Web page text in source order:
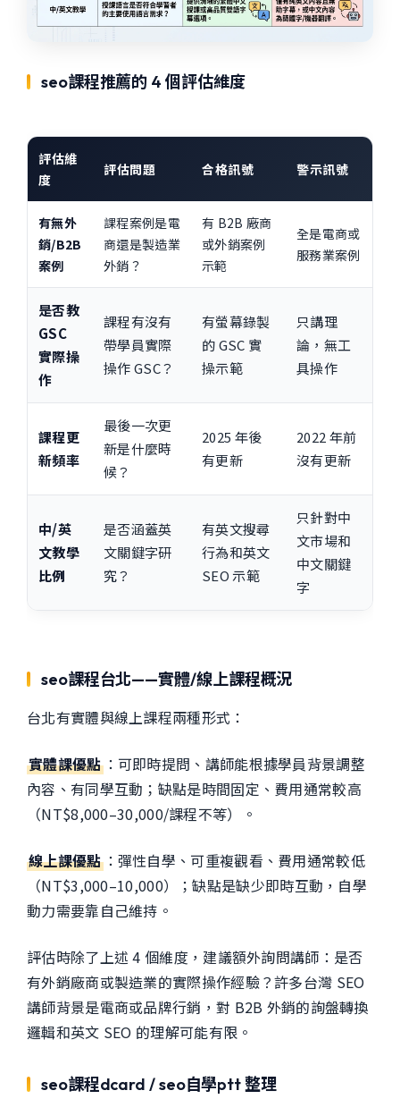
seo課程推薦的 4 個評估維度
評估維
度
評估問題 合格訊號 警示訊號
有無外
銷/B2B
案例
課程案例是電
商還是製造業
外銷？
有 B2B 廠商
或外銷案例
示範
全是電商或
服務業案例
是否教
GSC
實際操
作
課程有沒有
帶學員實際
操作 GSC？
有螢幕錄製
的 GSC 實
操示範
只講理
論，無工
具操作
課程更
新頻率
最後一次更
新是什麼時
候？
2025 年後
有更新
2022 年前
沒有更新
中/英
文教學
比例
是否涵蓋英
文關鍵字研
究？
有英文搜尋
行為和英文
SEO 示範
只針對中
文市場和
中文關鍵
字
seo課程台北——實體/線上課程概況
台北有實體與線上課程兩種形式：
實體課優點：可即時提問、講師能根據學員背景調整
內容、有同學互動；缺點是時間固定、費用通常較高
（NT$8,000–30,000/課程不等）。
線上課優點：彈性自學、可重複觀看、費用通常較低
（NT$3,000–10,000）；缺點是缺少即時互動，自學
動力需要靠自己維持。
評估時除了上述 4 個維度，建議額外詢問講師：是否
有外銷廠商或製造業的實際操作經驗？許多台灣 SEO
講師背景是電商或品牌行銷，對 B2B 外銷的詢盤轉換
邏輯和英文 SEO 的理解可能有限。
seo課程dcard / seo自學ptt 整理